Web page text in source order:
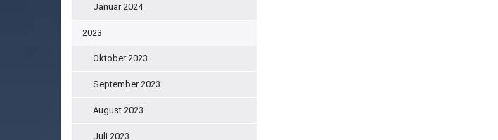
Januar 2024
2023
Oktober 2023
September 2023
August 2023
Juli 2023